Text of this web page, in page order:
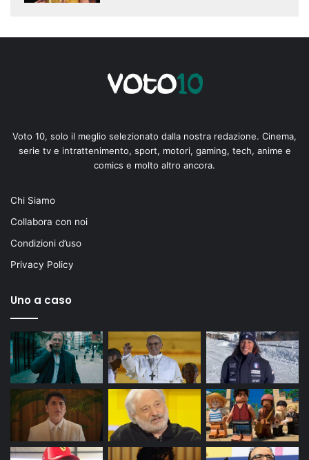
Voto 10, solo il meglio selezionato dalla nostra redazione. Cinema,
serie tv e intrattenimento, sport, motori, gaming, tech, anime e
comics e molto altro ancora.
Chi Siamo
Collabora con noi
Condizioni d’uso
Privacy Policy
Uno a caso